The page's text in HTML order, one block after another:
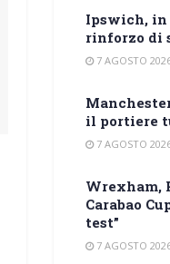
Ipswich, in
rinforzo di
7 AGOSTO
il portiere
7 AGOSTO
Wrexham,
Carabao
test”
7 AGOSTO